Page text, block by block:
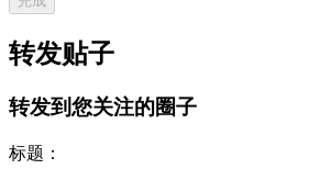
转发贴子
转发到您关注的圈子
标题：